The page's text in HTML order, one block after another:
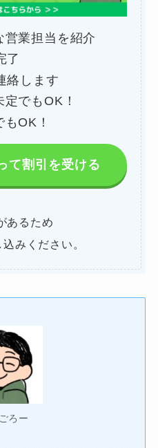
営業担当を紹介
了
絡します
でもOK！
もOK！
て割引を受ける
あるため
みください。
ろー